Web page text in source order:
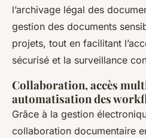
l’archivage légal des
gestion des documents
projets, tout en facilitant
sécurisé et la surveillance
Collaboration, accès
automatisation des
Grâce à la gestion
collaboration documentaire